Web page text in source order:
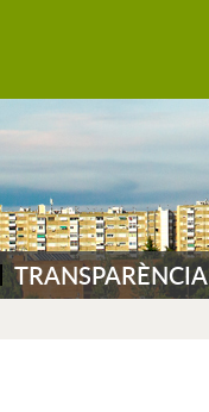
TRANSPARÈNCIA